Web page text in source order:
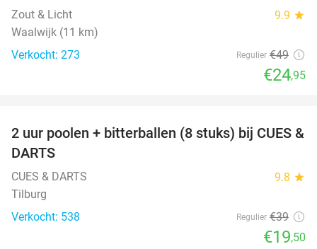
Zout & Licht 9.9 star
Waalwijk (11 km)
Verkocht: 273
Regulier €49
€24,95
50%
2 uur poolen + bitterballen (8 stuks) bij CUES &
DARTS
CUES & DARTS 9.8 star
Tilburg
Verkocht: 538
Regulier €39
€19,50